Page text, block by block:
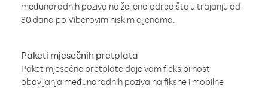
međunarodnih poziva na željeno odredište u trajanju od
30 dana po Viberovim niskim cijenama.
Paketi mjesečnih pretplata
Paket mjesečne pretplate daje vam fleksibilnost
obavljanja međunarodnih poziva na fiksne i mobilne